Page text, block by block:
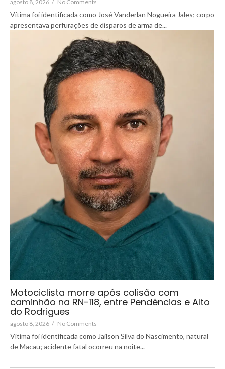
agosto 8, 2026 / No Comments
Vítima foi identificada como José Vanderlan Nogueira Jales; corpo
apresentava perfurações de disparos de arma de...
Motociclista morre após colisão com
caminhão na RN-118, entre Pendências e Alto
do Rodrigues
agosto 8, 2026 / No Comments
Vítima foi identificada como Jailson Silva do Nascimento, natural
de Macau; acidente fatal ocorreu na noite...